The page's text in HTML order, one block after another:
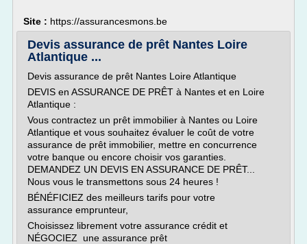
Site : https://assurancesmons.be
Devis assurance de prêt Nantes Loire
Atlantique ...
Devis assurance de prêt Nantes Loire Atlantique
DEVIS en ASSURANCE DE PRÊT à Nantes et en Loire
Atlantique :
Vous contractez un prêt immobilier à Nantes ou Loire
Atlantique et vous souhaitez évaluer le coût de votre
assurance de prêt immobilier, mettre en concurrence
votre banque ou encore choisir vos garanties.
DEMANDEZ UN DEVIS EN ASSURANCE DE PRÊT...
Nous vous le transmettons sous 24 heures !
BÉNÉFICIEZ des meilleurs tarifs pour votre
assurance emprunteur,
Choisissez librement votre assurance crédit et
NÉGOCIEZ une assurance prêt